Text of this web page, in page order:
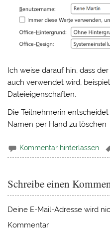
Ich weise darauf hin, dass
auch verwendet wird,
Dateieigenschaften.
Die Teilnehmerin
Namen per Hand zu löschen
Kommentar hinterlassen
Schreibe einen
Deine E-Mail-Adresse wird
Kommentar